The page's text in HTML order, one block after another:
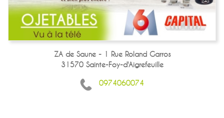
ZA de Saune - 1 Rue Roland Garros
31570 Sainte-Foy-d'Aigrefeuille
0974060074